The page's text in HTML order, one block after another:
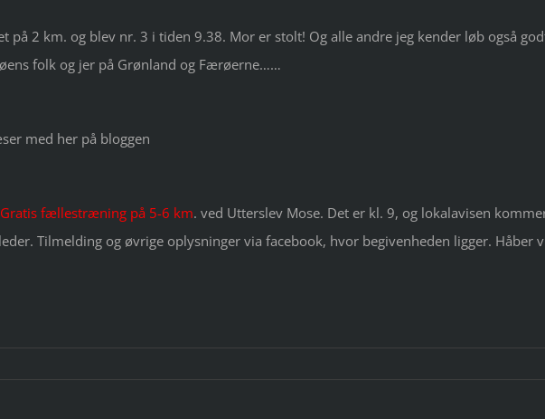
på 2 km. og blev nr. 3 i tiden 9.38. Mor er stolt! Og alle andre jeg kender løb også
folk og jer på Grønland og Færøerne……
med her på bloggen
Gratis fællestræning på 5-6 km. ved Utterslev Mose. Det er kl. 9, og lokalavisen
Tilmelding og øvrige oplysninger via facebook, hvor begivenheden ligger. Håber